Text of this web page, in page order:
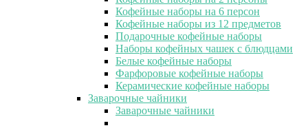
Кофейные наборы на 6 персон
Кофейные наборы из 12 предметов
Подарочные кофейные наборы
Наборы кофейных чашек с блюдцами
Белые кофейные наборы
Фарфоровые кофейные наборы
Керамические кофейные наборы
Заварочные чайники
Заварочные чайники